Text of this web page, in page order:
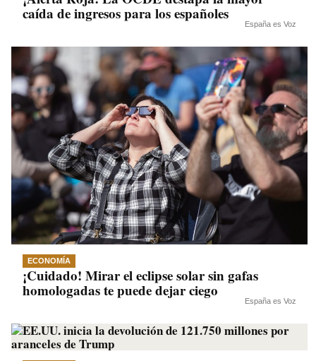
caída de ingresos para los españoles
España es Voz
ECONOMÍA
¡Cuidado! Mirar el eclipse solar sin gafas
homologadas te puede dejar ciego
España es Voz